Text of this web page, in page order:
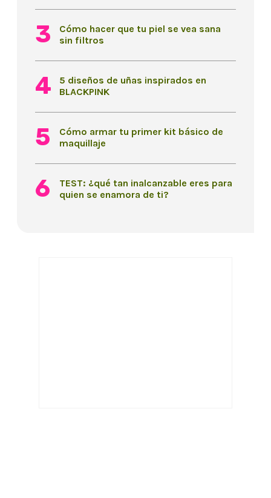
Cómo hacer que tu piel se vea sana
sin filtros
5 diseños de uñas inspirados en
BLACKPINK
Cómo armar tu primer kit básico de
maquillaje
TEST: ¿qué tan inalcanzable eres para
quien se enamora de ti?